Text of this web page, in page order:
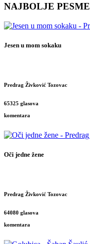
NAJBOLJE PESME
Jesen u mom sokaku
Predrag Živković Tozovac
65325 glasova
komentara
Oči jedne žene
Predrag Živković Tozovac
64080 glasova
komentara